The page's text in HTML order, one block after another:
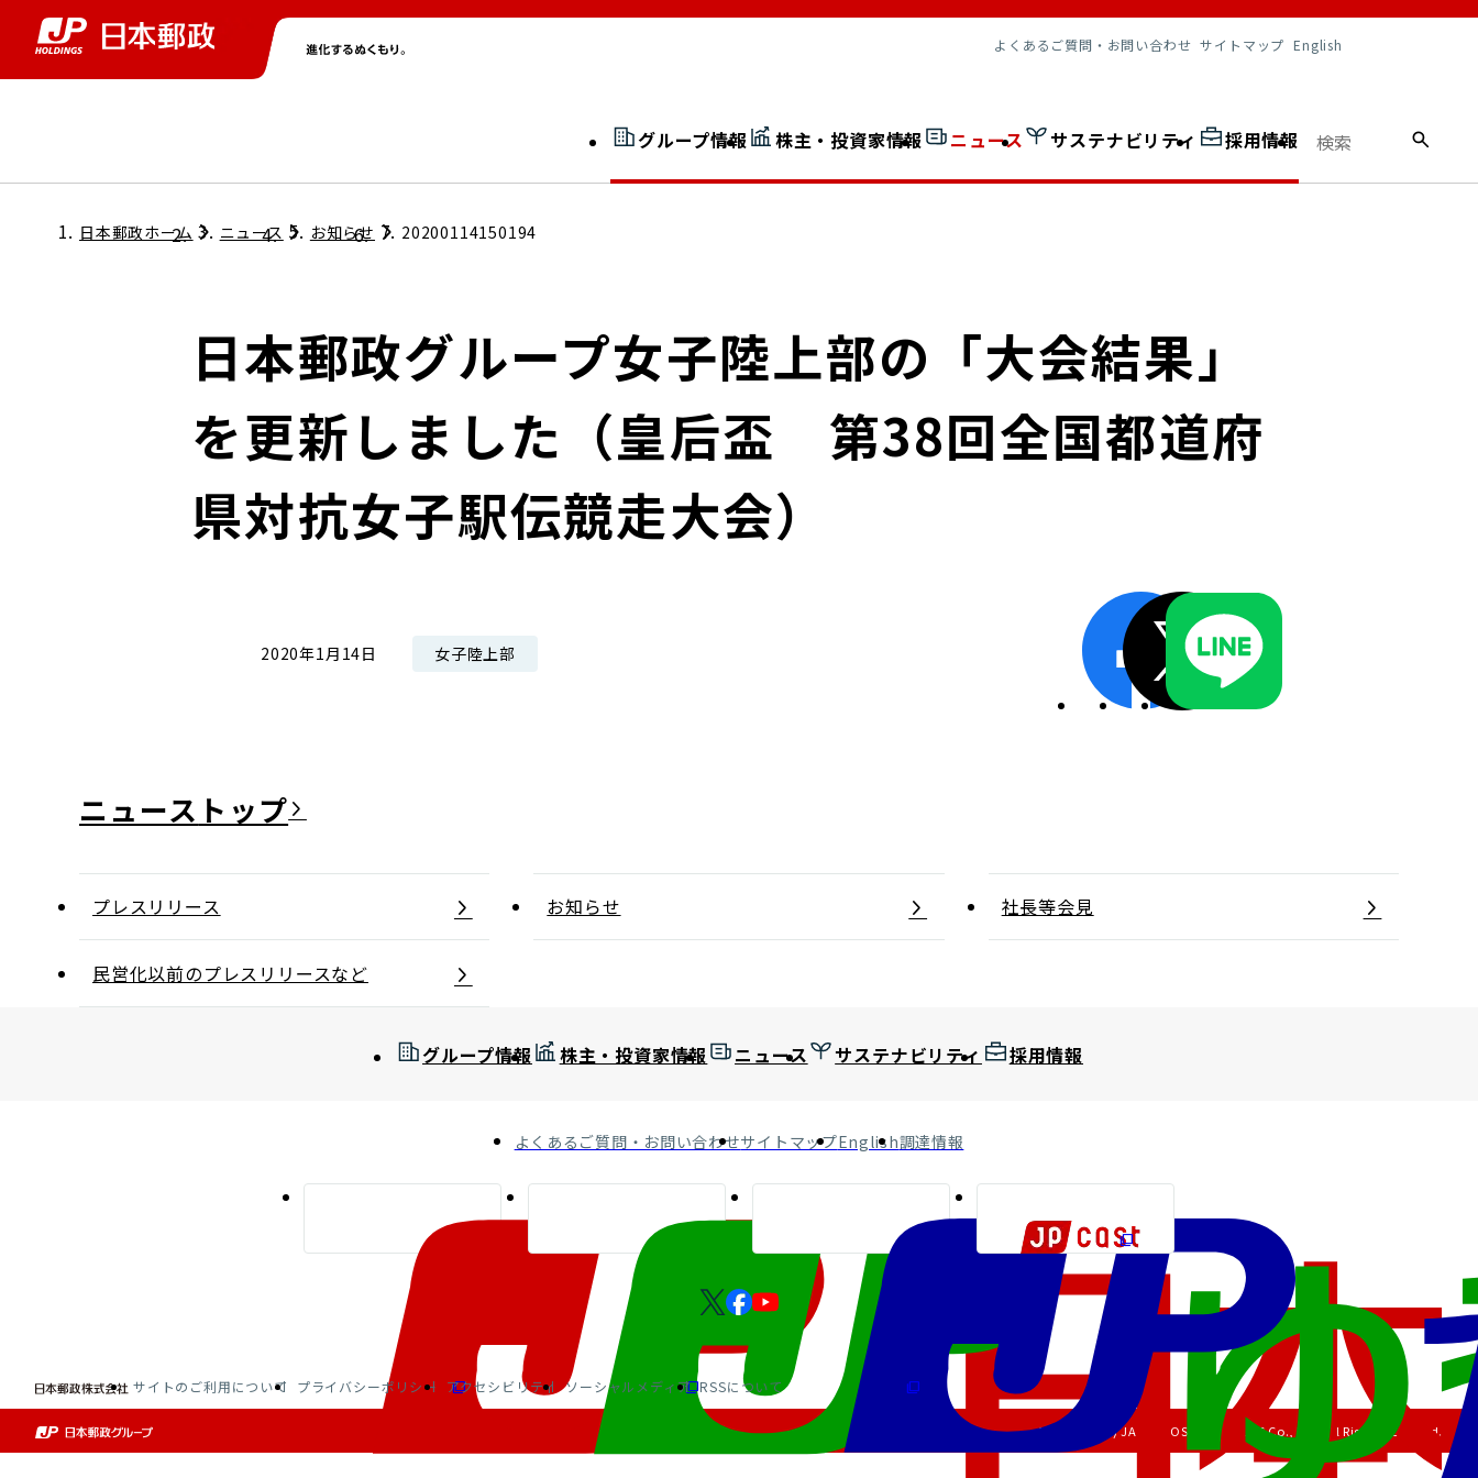
よくあるご質問・お問い合わせ サイトマップ English
グループ情報
グループ情報トップ 社長室通信
JP 改革実行委員会
広告ギャラリー
日本郵政グループ女子陸上部
株主・投資家情報
株主・投資家情報トップ
個人投資家のみなさまへ
ディスクロージャーポリシー／適時開示体制
IRサイトマップ
ニュース
ニューストップ
サステナビリティ
サステナビリティトップ
担当役員メッセージ
サステナビリティマネジメント
持続可能な金融のフレームワーク
開示情報検索
採用情報
採用情報トップ
日本郵政ホーム ニュース お知らせ 20200114150194
日本郵政グループ女子陸上部の「大会結果」
を更新しました（皇后盃 第38回全国都道府
県対抗女子駅伝競走大会）
2020年1月14日 女子陸上部
ニュース
プレスリリース お知らせ 社長等会見
民営化以前のプレスリリースなど
グループ情報 株主・投資家情報 ニュース サステナビリティ 採用情報
よくあるご質問・お問い合わせサイトマップEnglish調達情報
サイトのご利用について プライバシーポリシー アクセシビリティ ソーシャルメディア RSSについて
Copyright (C) JAPAN POST HOLDINGS Co., Ltd. All Rights Reserved.